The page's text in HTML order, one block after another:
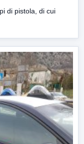
di pistola, di cui